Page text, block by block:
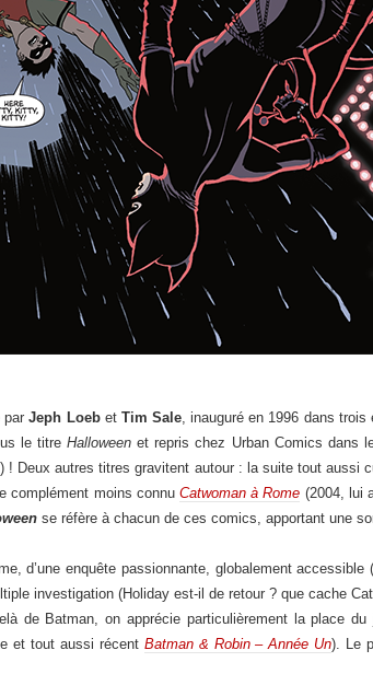
parJeph Loebet Tim Sale, inauguré en 1996 dans
le titreHalloween et repris chez Urban Comics dans
! Deux autres titres gravitent autour : la suite tout aussi
complément moins connu Catwoman à Rome (2004, lui
se réfère à chacun de ces comics, apportant une
d’une enquête passionnante, globalement accessible
investigation (Holiday est-il de retour ? que cache
de Batman, on apprécie particulièrement la place
et tout aussi récent Batman & Robin – Année Un). Le